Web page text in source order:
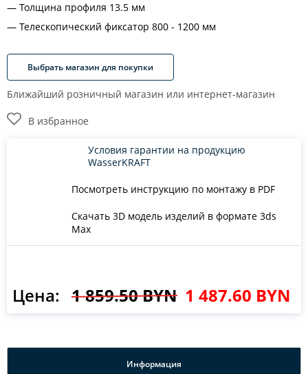
Толщина профиля 13.5 мм
Телескопический фиксатор 800 - 1200 мм
Выбрать магазин для покупки
Ближайший розничный магазин или интернет-магазин
В избранное
Посмотреть инструкцию по монтажу в PDF
Скачать 3D модель изделий в формате 3ds
Max
Условия гарантии на продукцию
WasserKRAFT
Цена: 1 859.50 BYN 1 487.60 BYN
Информация